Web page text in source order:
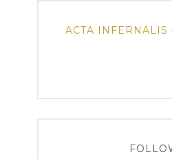
ACTA INFERNALIS